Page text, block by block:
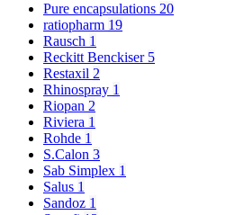
Pure encapsulations 20
ratiopharm 19
Rausch 1
Reckitt Benckiser 5
Restaxil 2
Rhinospray 1
Riopan 2
Riviera 1
Rohde 1
S.Calon 3
Sab Simplex 1
Salus 1
Sandoz 1